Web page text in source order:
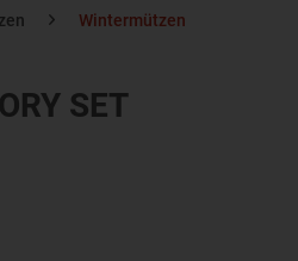
Wintermützen
SET